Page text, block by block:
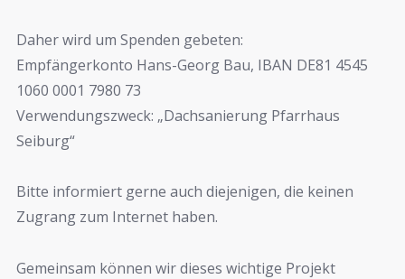
Daher wird um Spenden gebeten:
Empfängerkonto Hans-Georg Bau, IBAN DE81 4545
1060 0001 7980 73
Verwendungszweck: „Dachsanierung Pfarrhaus
Seiburg“
Bitte informiert gerne auch diejenigen, die keinen
Zugrang zum Internet haben.
Gemeinsam können wir dieses wichtige Projekt